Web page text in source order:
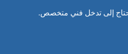
يحتاج إلى تدخل فني متخصص.